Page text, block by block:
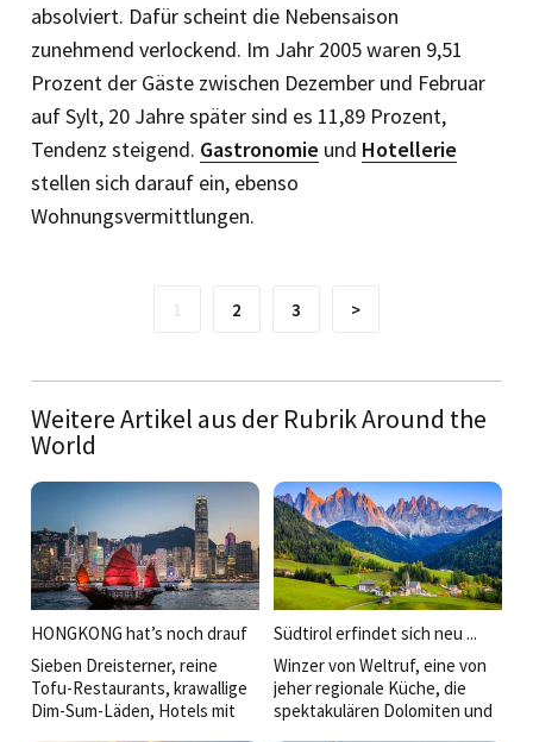
absolviert. Dafür scheint die Nebensaison
zunehmend verlockend. Im Jahr 2005 waren 9,51
Prozent der Gäste zwischen Dezember und Februar
auf Sylt, 20 Jahre später sind es 11,89 Prozent,
Tendenz steigend. Gastronomie und Hotellerie
stellen sich darauf ein, ebenso
Wohnungsvermittlungen.
2 3 >
Weitere Artikel aus der Rubrik Around the
World
HONGKONG hat’s noch drauf
Sieben Dreisterner, reine
Tofu-Restaurants, krawallige
Dim-Sum-Läden, Hotels mit
Südtirol erfindet sich neu ...
Winzer von Weltruf, eine von
jeher regionale Küche, die
spektakulären Dolomiten und